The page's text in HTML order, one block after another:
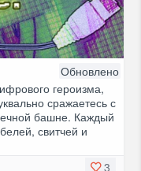
Обновлено
героизма,
сражаетесь с
башне. Каждый
свитчей и
3